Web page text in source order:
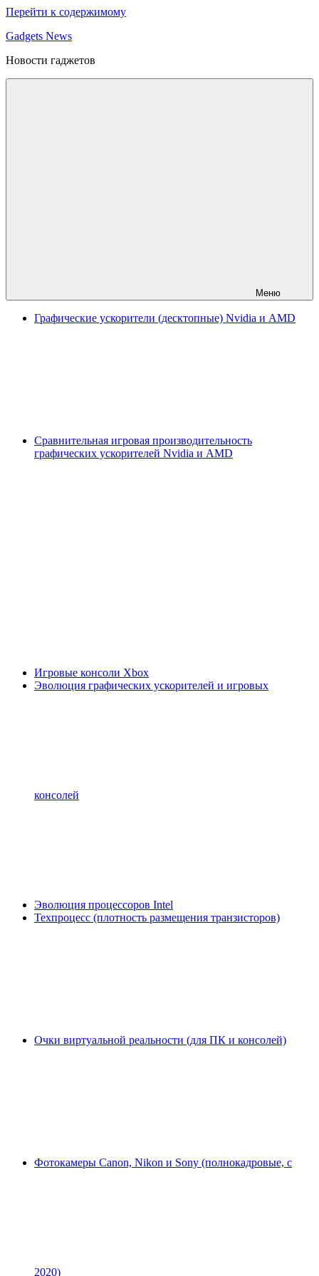
Перейти к содержимому
Gadgets News
Новости гаджетов
Меню
Графические ускорители (десктопные) Nvidia и AMD
Сравнительная игровая производительность
графических ускорителей Nvidia и AMD
Игровые консоли Xbox
Эволюция графических ускорителей и игровых
консолей
Эволюция процессоров Intel
Техпроцесс (плотность размещения транзисторов)
Очки виртуальной реальности (для ПК и консолей)
Фотокамеры Canon, Nikon и Sony (полнокадровые, с
2020)